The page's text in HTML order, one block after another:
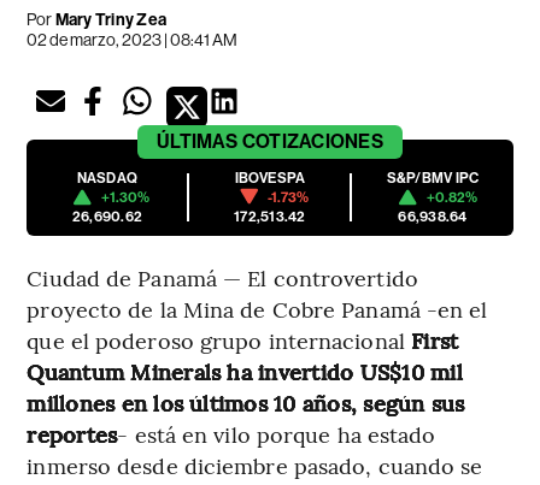
PorMary Triny Zea
02 de marzo, 2023 | 08:41 AM
ÚLTIMAS COTIZACIONES
NASDAQ
+1.30%
26,690.62
IBOVESPA
-1.73%
172,513.42
S&P/BMV IPC
+0.82%
66,938.64
Ciudad de Panamá — El controvertido
proyecto de la Mina de Cobre Panamá -en el
que el poderoso grupo internacional First
Quantum Minerals ha invertido US$10 mil
millones en los últimos 10 años, según sus
reportes- está en vilo porque ha estado
inmerso desde diciembre pasado, cuando se